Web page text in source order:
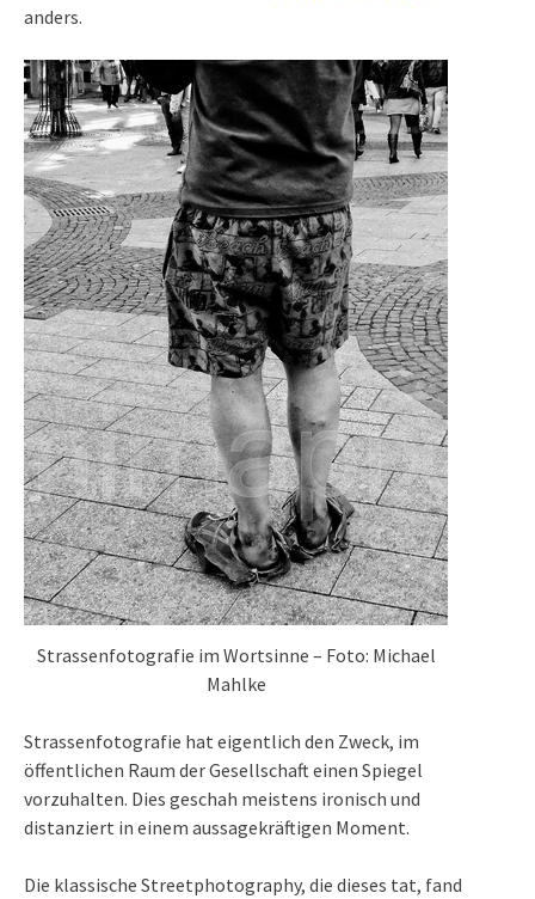
anders.
Strassenfotografie im Wortsinne – Foto: Michael
Mahlke
Strassenfotografie hat eigentlich den Zweck, im
öffentlichen Raum der Gesellschaft einen Spiegel
vorzuhalten. Dies geschah meistens ironisch und
distanziert in einem aussagekräftigen Moment.
Die klassische Streetphotography, die dieses tat, fand